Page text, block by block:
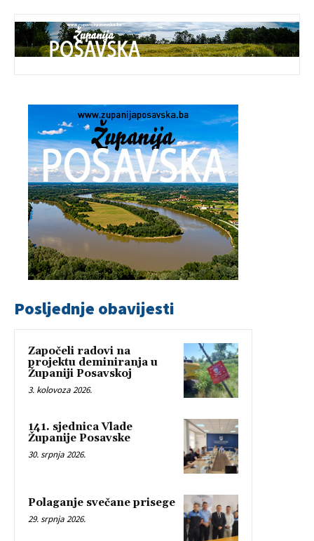
Posljednje obavijesti
Započeli radovi na
projektu deminiranja u
Županiji Posavskoj
3. kolovoza 2026.
141. sjednica Vlade
Županije Posavske
30. srpnja 2026.
Polaganje svečane prisege
29. srpnja 2026.